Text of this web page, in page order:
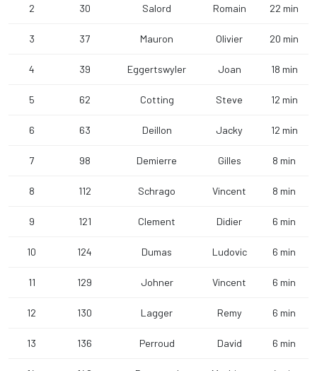
2 30 Salord Romain 22 min
3 37 Mauron Olivier 20 min
4 39 Eggertswyler Joan 18 min
5 62 Cotting Steve 12 min
6 63 Deillon Jacky 12 min
7 98 Demierre Gilles 8 min
8 112 Schrago Vincent 8 min
9 121 Clement Didier 6 min
10 124 Dumas Ludovic 6 min
11 129 Johner Vincent 6 min
12 130 Lagger Remy 6 min
13 136 Perroud David 6 min